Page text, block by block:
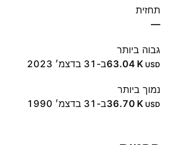
תחזית
—
גבוה ביותר
‪63.04 K‬ USD ב-31 בדצמ׳ 2023
נמוך ביותר
‪36.70 K‬ USD ב-31 בדצמ׳ 1990